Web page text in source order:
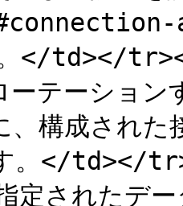
</td></
ーテーショ
、構成された
。</td></
されたデー